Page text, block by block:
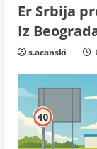
Er Srbija
Iz
s.acanski